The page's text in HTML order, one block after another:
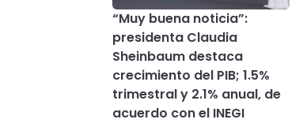
“Muy buena noticia”:
presidenta Claudia
Sheinbaum destaca
crecimiento del PIB; 1.5%
trimestral y 2.1% anual, de
acuerdo con el INEGI